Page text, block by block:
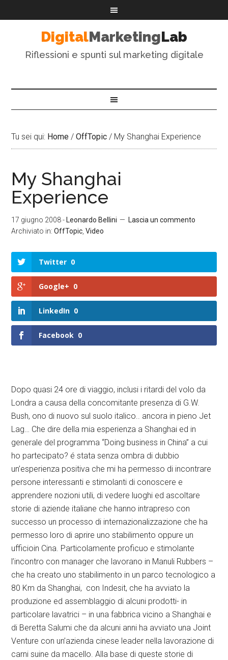
DigitalMarketingLab
Riflessioni e spunti sul marketing digitale
Tu sei qui: Home / OffTopic / My Shanghai Experience
My Shanghai
Experience
17 giugno 2008- Leonardo Bellini
Lascia un commento
Archiviato in:OffTopic ,Video
Twitter 0
Google+ 0
LinkedIn 0
Facebook 0
Dopo quasi 24 ore di viaggio, inclusi i ritardi del volo da
Londra a causa della concomitante presenza di G.W.
Bush, ono di nuovo sul suolo italico.. ancora in pieno Jet
Lag… Che dire della mia esperienza a Shanghai ed in
generale del programma “Doing business in China” a cui
ho partecipato? é stata senza ombra di dubbio
un’esperienza positiva che mi ha permesso di incontrare
persone interessanti e stimolanti di conoscere e
apprendere nozioni utili, di vedere luoghi ed ascoltare
storie di aziende italiane che hanno intrapreso con
successo un processo di internazionalizzazione che ha
permesso loro di aprire uno stabilimento oppure un
ufficioin Cina. Particolamente proficuo e stimolante
l’incontro con manager che lavorano in Manuli Rubbers –
che ha creato uno stabilimento in un parco tecnologico a
80 Km da Shanghai, con Indesit, che ha avviato la
produzione ed assemblaggio di alcuni prodotti- in
particolare lavatrici – in una fabbrica vicino a Shanghai e
di Beretta Salumi che da alcuni anni ha avviato una Joint
Venture con un’azienda cinese leader nella lavorazione di
carni suine da macello. Alla base di queste storie di